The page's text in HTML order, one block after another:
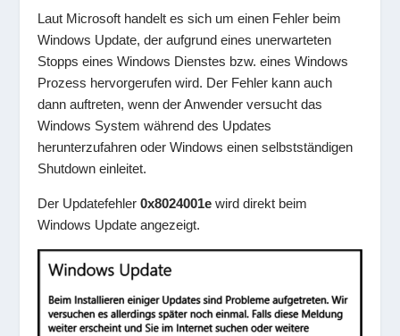
Laut Microsoft handelt es sich um einen Fehler beim
Windows Update, der aufgrund eines unerwarteten
Stopps eines Windows Dienstes bzw. eines Windows
Prozess hervorgerufen wird. Der Fehler kann auch
dann auftreten, wenn der Anwender versucht das
Windows System während des Updates
herunterzufahren oder Windows einen selbstständigen
Shutdown einleitet.
Der Updatefehler0x8024001e wird direkt beim
Windows Update angezeigt.